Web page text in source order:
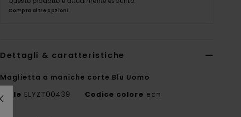
Compra altre opzioni
Dettagli & caratteristiche
Maglietta a maniche corte Blu Uomo
Style ELYZT00439 Codice colore ecn